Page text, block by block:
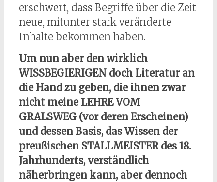
erschwert, dass Begriffe über die Zeit
neue, mitunter stark veränderte
Inhalte bekommen haben.
Um nun aber den wirklich
WISSBEGIERIGEN doch Literatur an
die Hand zu geben, die ihnen zwar
nicht meine LEHRE VOM
GRALSWEG (vor deren Erscheinen)
und dessen Basis, das Wissen der
preußischen STALLMEISTER des 18.
Jahrhunderts, verständlich
näherbringen kann, aber dennoch